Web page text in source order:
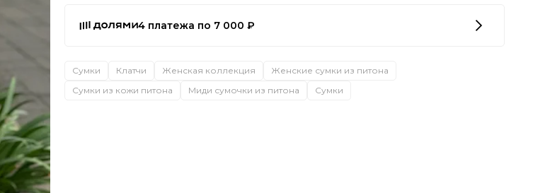
4 платежа по 7 000 ₽
Сумки Клатчи Женская коллекция
Женские сумки из питона
Сумки из кожи питона
Миди сумочки из питона Сумки